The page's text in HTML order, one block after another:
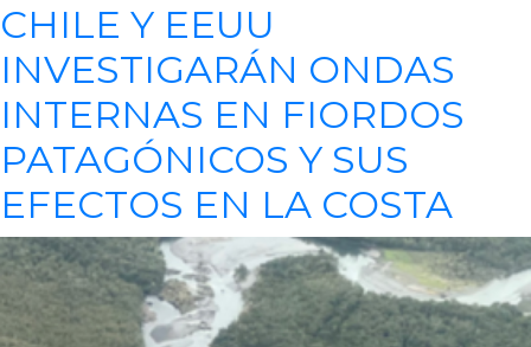
CHILE Y EEUU
INVESTIGARÁN ONDAS
INTERNAS EN FIORDOS
PATAGÓNICOS Y SUS
EFECTOS EN LA COSTA